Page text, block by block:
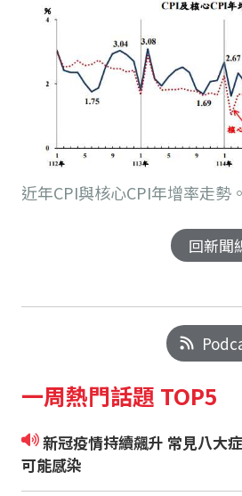
近年CPI與核心CPI年增率走勢
回新聞
一周熱門話題 TOP5
新冠疫情持續飆升 常見八大症狀 沒發燒也
可能感染